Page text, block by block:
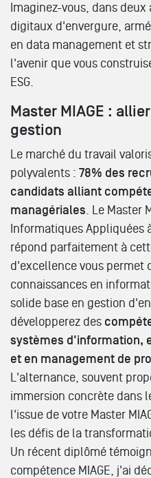
Imaginez-vous, dans
digitaux d'envergure,
en data management et
l'avenir que vous
ESG.
Master MIAGE :
gestion
Le marché du travail
polyvalents : 78% des
candidats alliant
managériales. Le Master
Informatiques Appliquées
répond parfaitement à
d'excellence vous permet
connaissances en
solide base en gestion
développerez des
systèmes d'information,
et en management de
L'alternance, souvent
immersion concrète dans
l'issue de votre Master
les défis de la
Un récent diplômé
compétence MIAGE, j'ai